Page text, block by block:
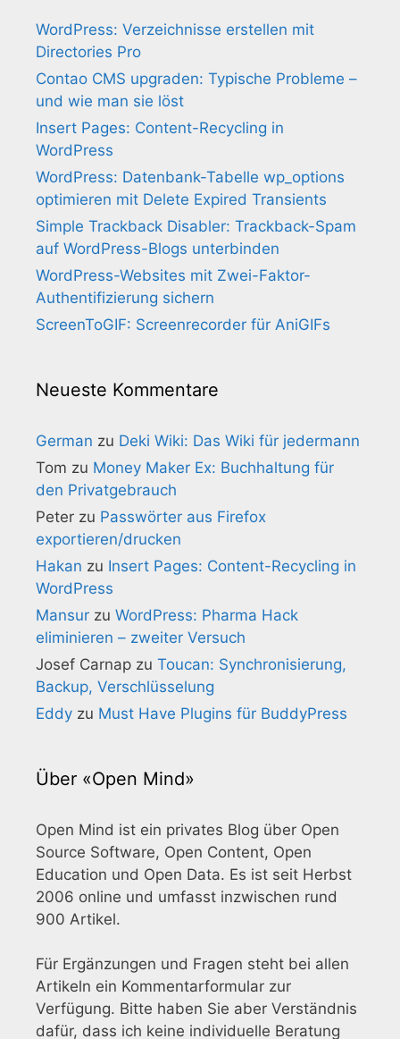
WordPress: Verzeichnisse erstellen mit
Directories Pro
Contao CMS upgraden: Typische Probleme –
und wie man sie löst
Insert Pages: Content-Recycling in
WordPress
WordPress: Datenbank-Tabelle wp_options
optimieren mit Delete Expired Transients
Simple Trackback Disabler: Trackback-Spam
auf WordPress-Blogs unterbinden
WordPress-Websites mit Zwei-Faktor-
Authentifizierung sichern
ScreenToGIF: Screenrecorder für AniGIFs
Neueste Kommentare
German zu Deki Wiki: Das Wiki für jedermann
Tom zu Money Maker Ex: Buchhaltung für
den Privatgebrauch
Peter zu Passwörter aus Firefox
exportieren/drucken
Hakan zu Insert Pages: Content-Recycling in
WordPress
Mansur zu WordPress: Pharma Hack
eliminieren – zweiter Versuch
Josef Carnap zu Toucan: Synchronisierung,
Backup, Verschlüsselung
Eddy zu Must Have Plugins für BuddyPress
Über «Open Mind»
Open Mind ist ein privates Blog über Open
Source Software, Open Content, Open
Education und Open Data. Es ist seit Herbst
2006 online und umfasst inzwischen rund
900 Artikel.
Für Ergänzungen und Fragen steht bei allen
Artikeln ein Kommentarformular zur
Verfügung. Bitte haben Sie aber Verständnis
dafür, dass ich keine individuelle Beratung